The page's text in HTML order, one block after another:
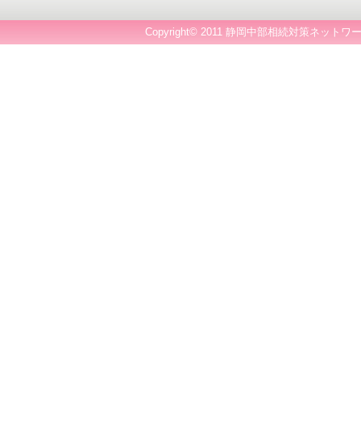
Copyright© 2011 静岡中部相続対策ネット